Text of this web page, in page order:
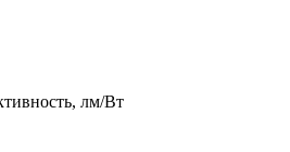
лм/Вт